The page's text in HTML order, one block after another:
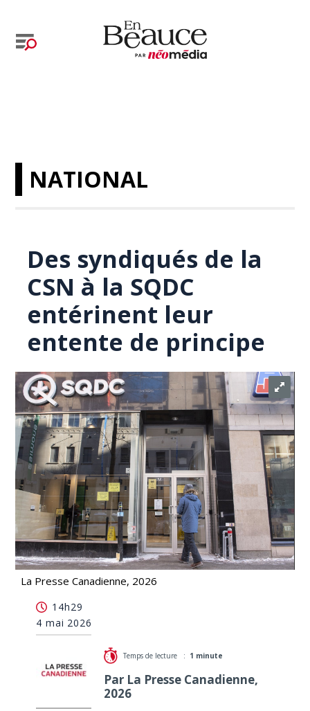
NATIONAL
Des syndiqués de la
CSN à la SQDC
entérinent leur
entente de principe
La Presse Canadienne, 2026
entente de principe
14h29
4 mai 2026
Temps de lecture : 1 minute
Par La Presse Canadienne,
2026